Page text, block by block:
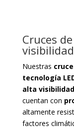
Cruces
Nuestras
tecnología
alta visibilidad
cuentan con
altamente
factores